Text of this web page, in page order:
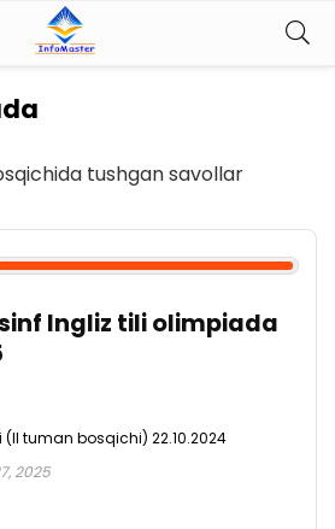
tushgan savollar
Ingliz tili olimpiada
tuman bosqichi) 22.10.2024
2025